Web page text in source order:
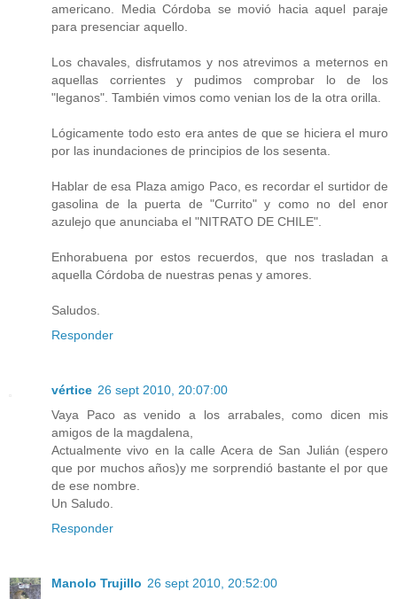
americano. Media Córdoba se movió hacia aquel paraje
para presenciar aquello.
Los chavales, disfrutamos y nos atrevimos a meternos en
aquellas corrientes y pudimos comprobar lo de los
"leganos". También vimos como venian los de la otra orilla.
Lógicamente todo esto era antes de que se hiciera el muro
por las inundaciones de principios de los sesenta.
Hablar de esa Plaza amigo Paco, es recordar el surtidor de
gasolina de la puerta de "Currito" y como no del enor
azulejo que anunciaba el "NITRATO DE CHILE".
Enhorabuena por estos recuerdos, que nos trasladan a
aquella Córdoba de nuestras penas y amores.
Saludos.
Responder
vértice 26 sept 2010, 20:07:00
Vaya Paco as venido a los arrabales, como dicen mis
amigos de la magdalena,
Actualmente vivo en la calle Acera de San Julián (espero
que por muchos años)y me sorprendió bastante el por que
de ese nombre.
Un Saludo.
Responder
Manolo Trujillo 26 sept 2010, 20:52:00